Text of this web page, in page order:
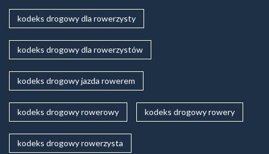
kodeks drogowy dla rowerzysty
kodeks drogowy dla rowerzystów
kodeks drogowy jazda rowerem
kodeks drogowy rowerowy kodeks drogowy rowery
kodeks drogowy rowerzysta